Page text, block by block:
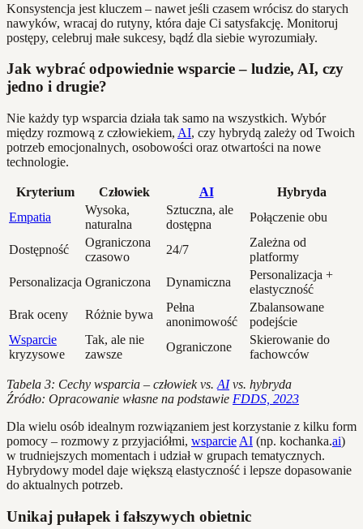
Konsystencja jest kluczem – nawet jeśli czasem wrócisz do starych
nawyków, wracaj do rutyny, która daje Ci satysfakcję. Monitoruj
postępy, celebruj małe sukcesy, bądź dla siebie wyrozumiały.
Jak wybrać odpowiednie wsparcie – ludzie, AI, czy
jedno i drugie?
Nie każdy typ wsparcia działa tak samo na wszystkich. Wybór
między rozmową z człowiekiem, AI, czy hybrydą zależy od Twoich
potrzeb emocjonalnych, osobowości oraz otwartości na nowe
technologie.
Kryterium Człowiek AI
Hybryda
Empatia
Wysoka,
naturalna
Sztuczna, ale
dostępna
Połączenie obu
Dostępność
Ograniczona
czasowo
24/7
Zależna od
platformy
Personalizacja Ograniczona Dynamiczna
Personalizacja +
elastyczność
Brak oceny
Różnie bywa
Pełna
anonimowość
Zbalansowane
podejście
Wsparcie
kryzysowe
Tak, ale nie
zawsze
Ograniczone
Skierowanie do
fachowców
Tabela 3: Cechy wsparcia – człowiek vs. AIvs. hybryda
Źródło: Opracowanie własne na podstawie FDDS, 2023
Dla wielu osób idealnym rozwiązaniem jest korzystanie z kilku form
pomocy – rozmowy z przyjaciółmi, wsparcie AI (np. kochanka.ai)
w trudniejszych momentach i udział w grupach tematycznych.
Hybrydowy model daje większą elastyczność i lepsze dopasowanie
do aktualnych potrzeb.
Unikaj pułapek i fałszywych obietnic